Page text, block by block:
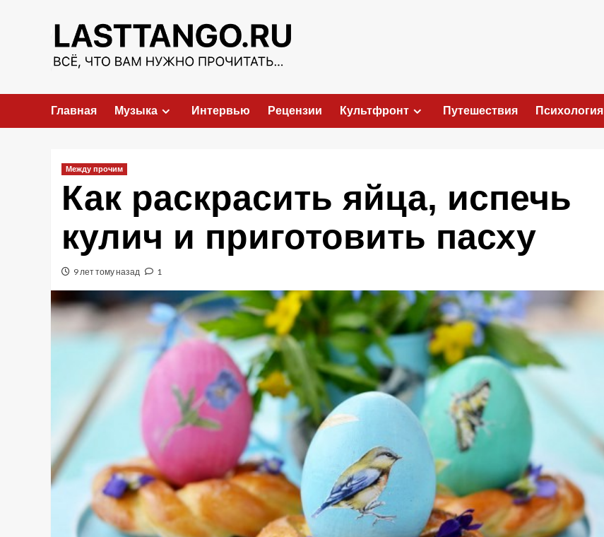
содержимому
Главная Музыка Интервью Рецензии Культфронт Путешествия Психология
Между прочим
Как раскрасить яйца, испечь
кулич и приготовить пасху
9 лет тому назад 1